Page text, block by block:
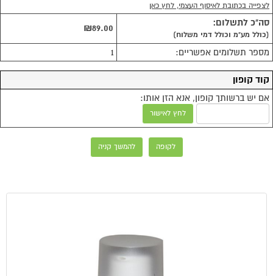
לצפייה בכתובת לאיסוף העצמי, לחץ כאן
סה"כ לתשלום:
(כולל מע"מ וכולל דמי משלוח)
₪89.00
מספר תשלומים אפשריים: 1
קוד קופון
אם יש ברשותך קופון, אנא הזן אותו:
לחץ לאישור
לקופה להמשך קניה